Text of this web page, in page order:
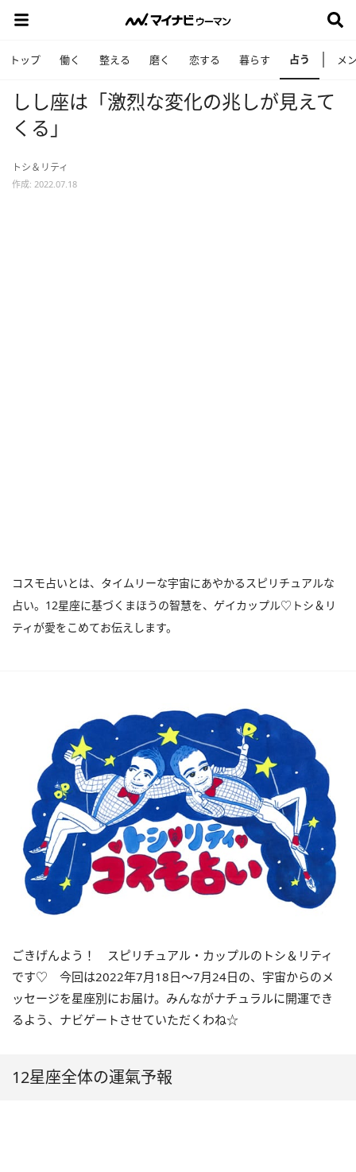
トップ 働く 整える 磨く 恋する 暮らす 占う メ
しし座は「激烈な変化の兆しが見えて
くる」
トシ＆リティ
作成: 2022.07.18
コスモ占いとは、タイムリーな宇宙にあやかるスピリチュアルな
占い。12星座に基づくまほうの智慧を、ゲイカップル♡トシ＆リ
ティが愛をこめてお伝えします。
ごきげんよう！ スピリチュアル・カップルのトシ＆リティ
です♡ 今回は2022年7月18日〜7月24日の、宇宙からのメ
ッセージを星座別にお届け。みんながナチュラルに開運でき
るよう、ナビゲートさせていただくわね☆
12星座全体の運氣予報